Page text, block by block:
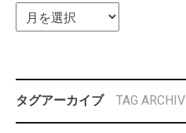
タグアーカイブ TAG